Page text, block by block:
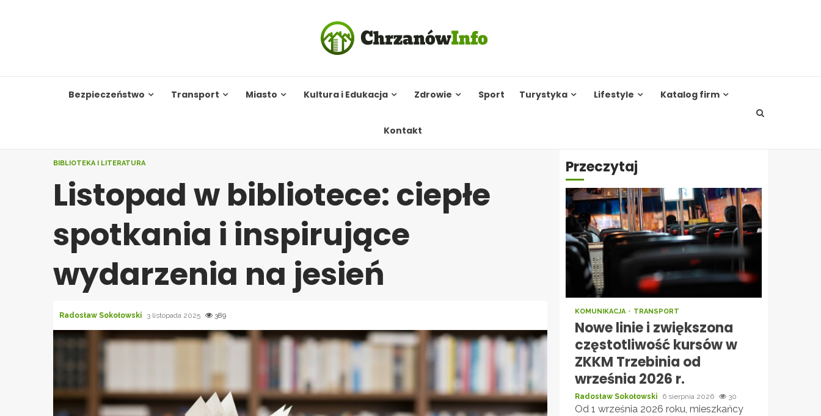
Bezpieczeństwo Transport Miasto Kultura i Edukacja Zdrowie Sport Turystyka Lifestyle Katalog firm
Kontakt
BIBLIOTEKA I LITERATURA
Listopad w bibliotece: ciepłe
spotkania i inspirujące
wydarzenia na jesień
Radosław Sokołowski 3 listopada 2025 389
Przeczytaj
KOMUNIKACJA TRANSPORT
Nowe linie i zwiększona
częstotliwość kursów w
ZKKM Trzebinia od
września 2026 r.
Radosław Sokołowski 6 sierpnia 2026 30
Od 1 września 2026 roku, mieszkańcy